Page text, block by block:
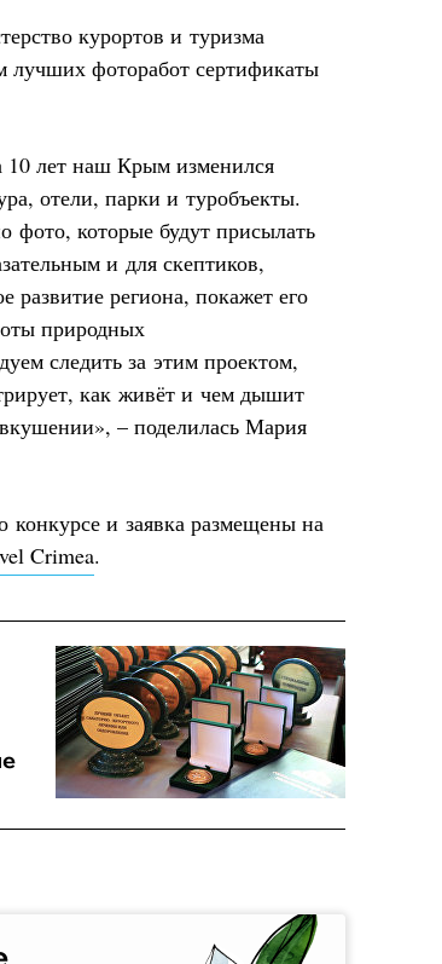
курортов и туризма
лучших фоторабот сертификаты
10 лет наш Крым изменился
отели, парки и туробъекты.
фото, которые будут присылать
и для скептиков,
развитие региона, покажет его
природных
следить за этим проектом,
как живёт и чем дышит
– поделилась Мария
конкурсе и заявка размещены на
Crimea.